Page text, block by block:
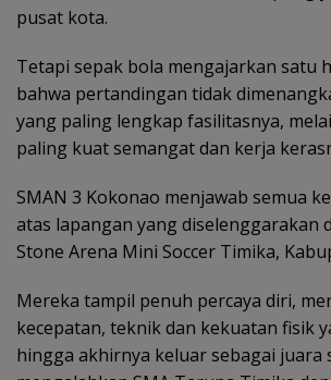
pusat kota.
Tetapi sepak bola mengajarkan satu
bahwa pertandingan tidak
yang paling lengkap fasilitasnya,
paling kuat semangat dan kerja
SMAN 3 Kokonao menjawab semua
atas lapangan yang diselenggarakan
Stone Arena Mini Soccer Timika,
Mereka tampil penuh percaya diri,
kecepatan, teknik dan kekuatan fisik
hingga akhirnya keluar sebagai juara